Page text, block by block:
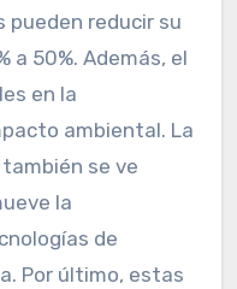
reducir su
a 50%. Además, el
en la
ambiental. La
se ve
la
de
Por último, estas